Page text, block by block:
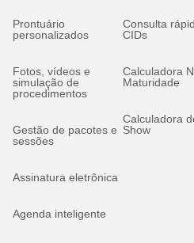
Prontuário
personalizados
Fotos, vídeos e
simulação de
procedimentos
Gestão de pacotes e
sessões
Assinatura eletrônica
Agenda inteligente
Consulta
CIDs
Calculadora
Maturidade
Calculadora
Show